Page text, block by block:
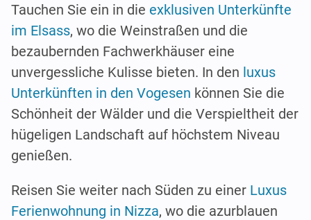
Tauchen Sie ein in die exklusiven Unterkünfte
im Elsass, wo die Weinstraßen und die
bezaubernden Fachwerkhäuser eine
unvergessliche Kulisse bieten. In den luxus
Unterkünften in den Vogesen können Sie die
Schönheit der Wälder und die Verspieltheit der
hügeligen Landschaft auf höchstem Niveau
genießen.
Reisen Sie weiter nach Süden zu einer Luxus
Ferienwohnung in Nizza, wo die azurblauen